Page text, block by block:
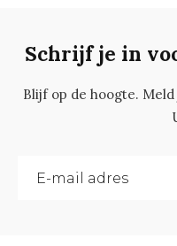
Schrijf je in
Blijf op de hoogte.